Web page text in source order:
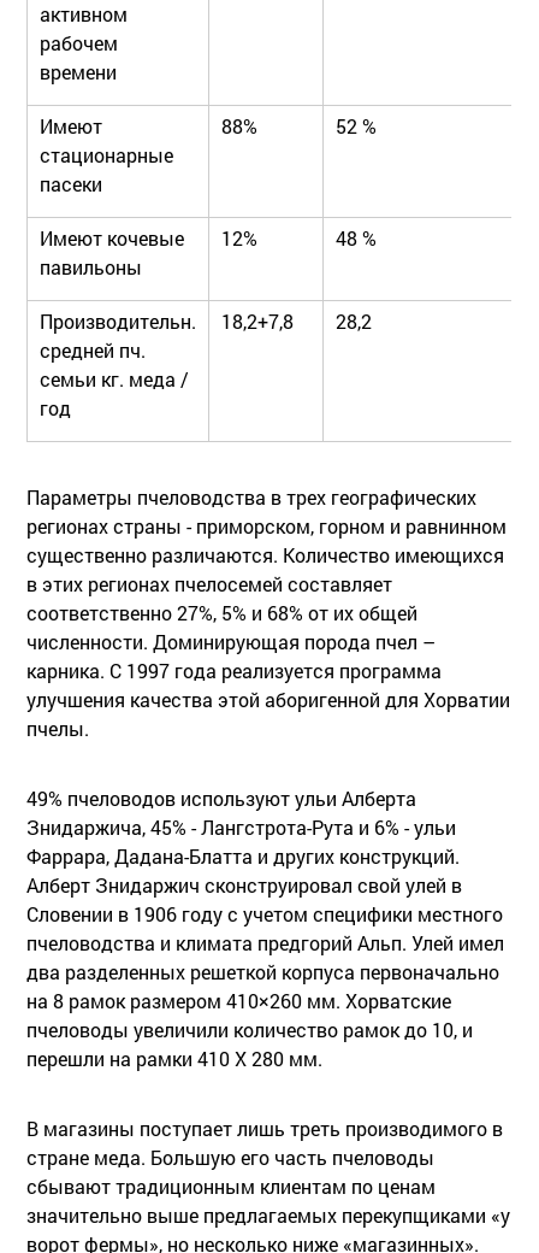
активном
рабочем
времени
Имеют
стационарные
пасеки
88% 52 %
Имеют кочевые
павильоны
12% 48 %
Производительн.
средней пч.
семьи кг. меда /
год
18,2+7,8 28,2
Параметры пчеловодства в трех географических
регионах страны - приморском, горном и равнинном
существенно различаются. Количество имеющихся
в этих регионах пчелосемей составляет
соответственно 27%, 5% и 68% от их общей
численности. Доминирующая порода пчел –
карника. C 1997 года реализуется программа
улучшения качества этой аборигенной для Хорватии
пчелы.
49% пчеловодов используют ульи Алберта
Знидаржича, 45% - Лангстрота-Рута и 6% - ульи
Фаррара, Дадана-Блатта и других конструкций.
Алберт Знидаржич сконструировал свой улей в
Словении в 1906 году с учетом специфики местного
пчеловодства и климата предгорий Альп. Улей имел
два разделенных решеткой корпуса первоначально
на 8 рамок размером 410×260 мм. Хорватские
пчеловоды увеличили количество рамок до 10, и
перешли на рамки 410 Х 280 мм.
В магазины поступает лишь треть производимого в
стране меда. Большую его часть пчеловоды
сбывают традиционным клиентам по ценам
значительно выше предлагаемых перекупщиками «у
ворот фермы», но несколько ниже «магазинных».